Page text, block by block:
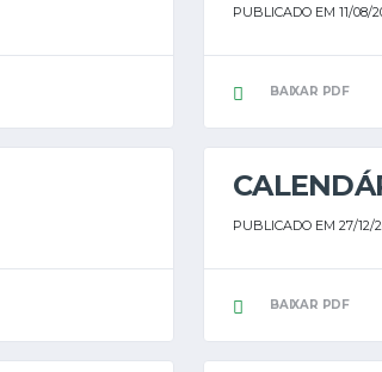
PUBLICADO EM 11/08/
BAIXAR PDF
PUBLICADO EM 27/12/
BAIXAR PDF